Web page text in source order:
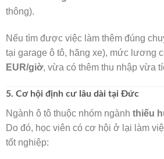
thông).
Nếu tìm được việc làm thêm đúng
tại garage ô tô, hãng xe), mức lương
EUR/giờ, vừa có thêm thu nhập vừa
5. Cơ hội định cư lâu dài tại Đức
Ngành ô tô thuộc nhóm ngành thiếu
Do đó, học viên có cơ hội ở lại làm
tốt nghiệp: